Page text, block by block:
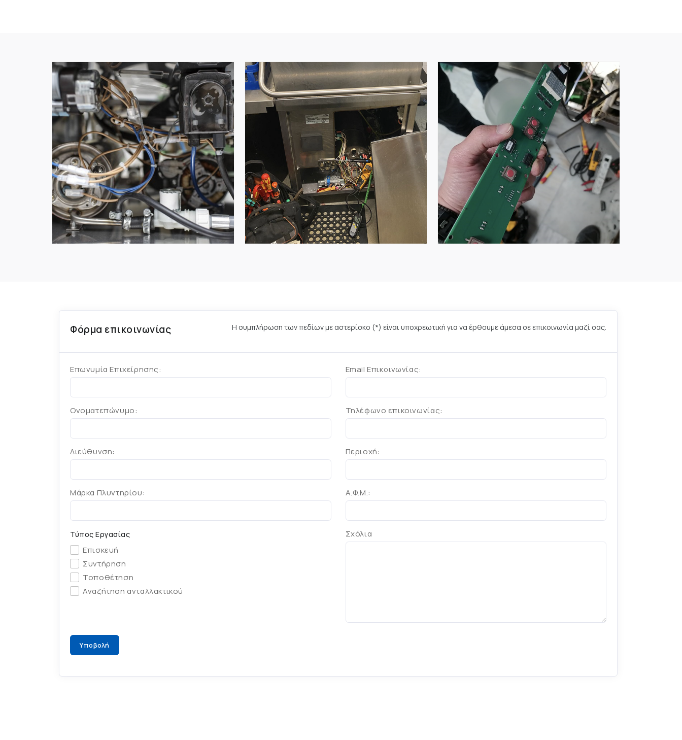
Φόρμα επικοινωνίας Η συμπλήρωση των πεδίων με αστερίσκο (*) είναι υποχρεωτική για να έρθουμε άμεσα σε επικοινωνία μαζί σας.
Επωνυμία Επιχείρησης:
Ονοματεπώνυμο:
Διεύθυνση:
Μάρκα Πλυντηρίου:
Τύπος Εργασίας
Επισκευή
Συντήρηση
Τοποθέτηση
Αναζήτηση ανταλλακτικού
Email Επικοινωνίας:
Τηλέφωνο επικοινωνίας:
Περιοχή:
Α.Φ.Μ.:
Σχόλια
Υποβολή